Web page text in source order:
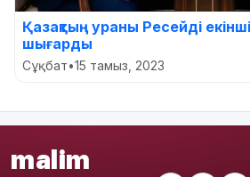
Қазақтың ураны Ресейді
шығарды
Сұқбат•15 тамыз, 2023
malim